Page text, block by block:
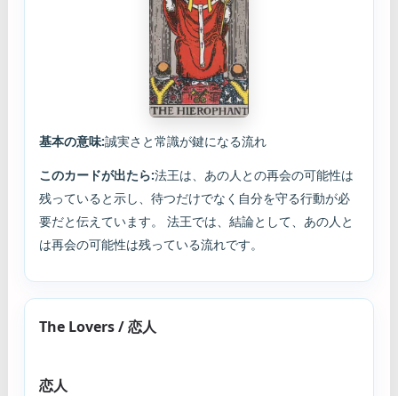
基本の意味:誠実さと常識が鍵になる流れ
このカードが出たら:法王は、あの人との再会の可能性は
残っていると示し、待つだけでなく自分を守る行動が必
要だと伝えています。 法王では、結論として、あの人と
は再会の可能性は残っている流れです。
The Lovers / 恋人
恋人